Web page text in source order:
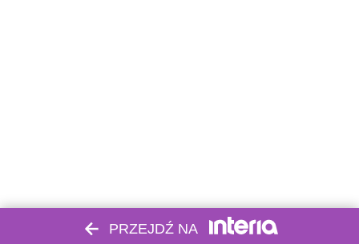
PRZEJDŹ NA